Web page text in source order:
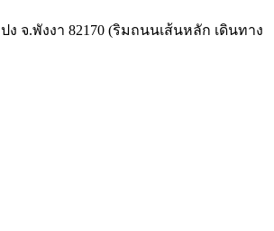
ง จ.พังงา 82170 (ริมถนนเส้นหลัก เดินทาง